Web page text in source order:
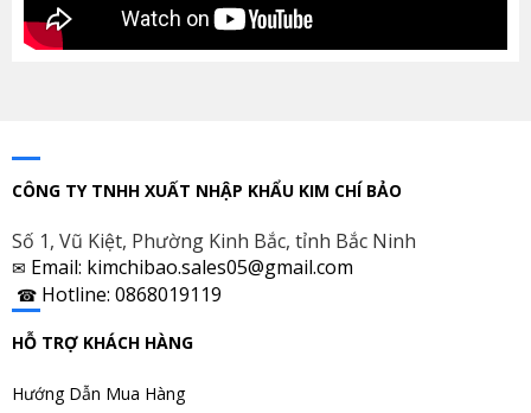
CÔNG TY TNHH XUẤT NHẬP KHẨU KIM CHÍ BẢO
Số 1, Vũ Kiệt, Phường Kinh Bắc, tỉnh Bắc Ninh
✉ Email: kimchibao.sales05@gmail.com
☎ Hotline: 0868019119
HỖ TRỢ KHÁCH HÀNG
Hướng Dẫn Mua Hàng